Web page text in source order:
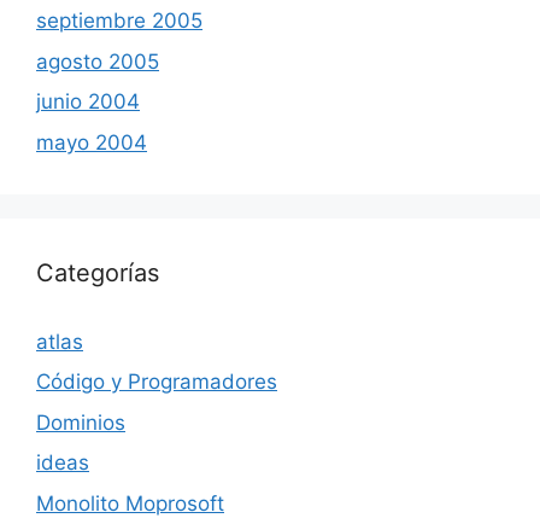
septiembre 2005
agosto 2005
junio 2004
mayo 2004
Categorías
atlas
Código y Programadores
Dominios
ideas
Monolito Moprosoft